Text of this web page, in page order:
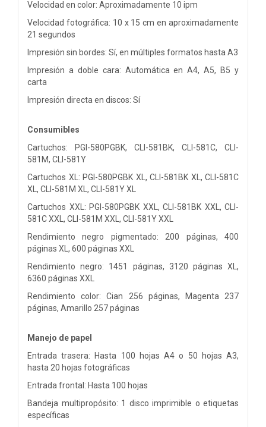
Velocidad en color: Aproximadamente 10 ipm
Velocidad fotográfica: 10 x 15 cm en aproximadamente
21 segundos
Impresión sin bordes: Sí, en múltiples formatos hasta A3
Impresión a doble cara: Automática en A4, A5, B5 y
carta
Impresión directa en discos: Sí
Consumibles
Cartuchos: PGI-580PGBK, CLI-581BK, CLI-581C, CLI-
581M, CLI-581Y
Cartuchos XL: PGI-580PGBK XL, CLI-581BK XL, CLI-581C
XL, CLI-581M XL, CLI-581Y XL
Cartuchos XXL: PGI-580PGBK XXL, CLI-581BK XXL, CLI-
581C XXL, CLI-581M XXL, CLI-581Y XXL
Rendimiento negro pigmentado: 200 páginas, 400
páginas XL, 600 páginas XXL
Rendimiento negro: 1451 páginas, 3120 páginas XL,
6360 páginas XXL
Rendimiento color: Cian 256 páginas, Magenta 237
páginas, Amarillo 257 páginas
Manejo de papel
Entrada trasera: Hasta 100 hojas A4 o 50 hojas A3,
hasta 20 hojas fotográficas
Entrada frontal: Hasta 100 hojas
Bandeja multipropósito: 1 disco imprimible o etiquetas
específicas